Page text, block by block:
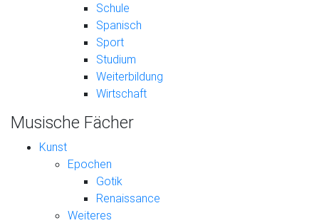
Schule
Spanisch
Sport
Studium
Weiterbildung
Wirtschaft
Musische Fächer
Kunst
Epochen
Gotik
Renaissance
Weiteres